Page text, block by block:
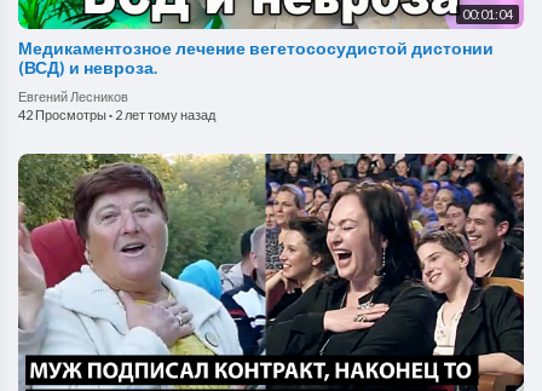
00:01:04
Медикаментозное лечение вегетососудистой дистонии
(ВСД) и невроза.
Евгений Лесников
42 Просмотры· 2 лет тому назад